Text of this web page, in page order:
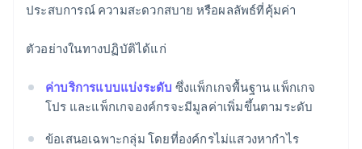
ประสบการณ์ ความสะดวกสบาย หรือผลลัพธ์ที่คุ้มค่า
ตัวอย่างในทางปฏิบัติได้แก่
ค่าบริการแบบแบ่งระดับ ซึ่งแพ็กเกจพื้นฐาน แพ็กเกจ
โปร และแพ็กเกจองค์กรจะมีมูลค่าเพิ่มขึ้นตามระดับ
ข้อเสนอเฉพาะกลุ่ม โดยที่องค์กรไม่แสวงหากำไร